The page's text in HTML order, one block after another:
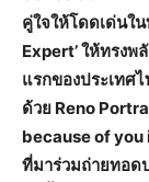
คู่ใจให้โดดเด่นใ
Expert’ ให้ทรงพ
แรกของประเทศ
ด้วย Reno
because of
ที่มาร่วมถ่ายทอด